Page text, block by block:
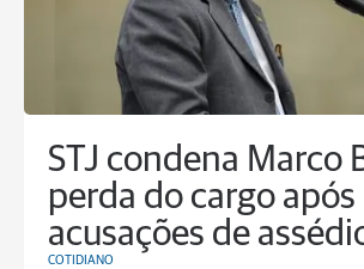
STJ condena Marco
perda do cargo após
acusações de
COTIDIANO